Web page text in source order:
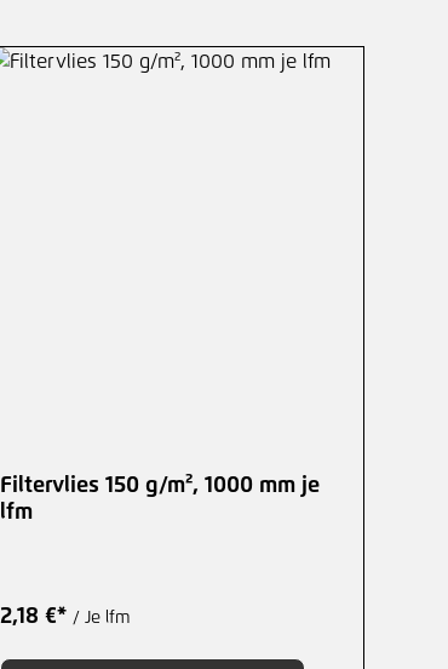
Filtervlies 150 g/m², 1000 mm je
lfm
2,18 €* / Je lfm